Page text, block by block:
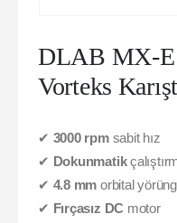
DLAB MX-
Vorteks
✔ 3000 rpmsabit hız
✔ Dokunmatik
✔ 4.8 mm orbital
✔ Fırçasız DC motor